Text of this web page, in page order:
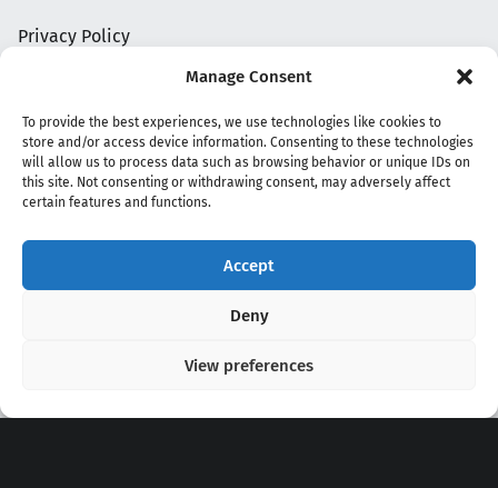
Manage Consent
To provide the best experiences, we use technologies like cookies to
store and/or access device information. Consenting to these technologies
will allow us to process data such as browsing behavior or unique IDs on
this site. Not consenting or withdrawing consent, may adversely affect
certain features and functions.
Accept
Deny
View preferences
Privacy Policy